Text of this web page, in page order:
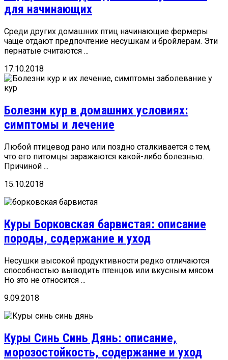
для начинающих
Среди других домашних птиц начинающие фермеры
чаще отдают предпочтение несушкам и бройлерам. Эти
пернатые считаются ...
17.10.2018
Болезни кур в домашних условиях:
симптомы и лечение
Любой птицевод рано или поздно сталкивается с тем,
что его питомцы заражаются какой-либо болезнью.
Причиной ...
15.10.2018
Куры Борковская барвистая: описание
породы, содержание и уход
Несушки высокой продуктивности редко отличаются
способностью выводить птенцов или вкусным мясом.
Но это не относится ...
9.09.2018
Куры Синь Синь Дянь: описание,
морозостойкость, содержание и уход